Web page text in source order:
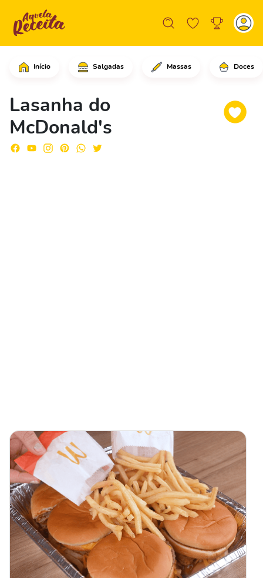
Início Salgadas Massas Doces
Lasanha do
McDonald's
Em uma assadeira grande,